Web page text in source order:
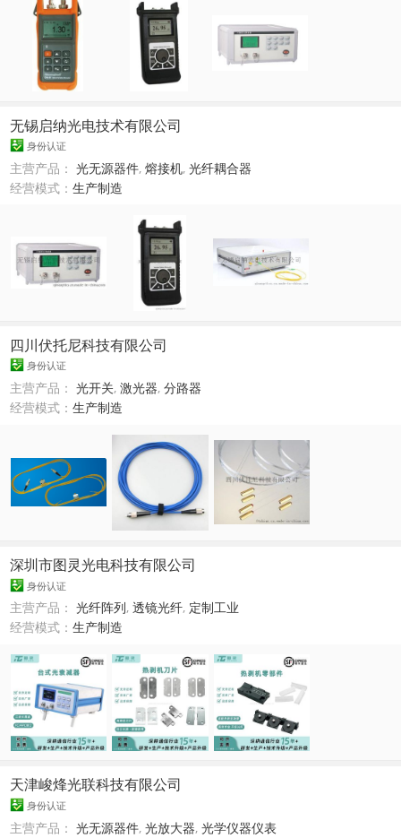
无锡启纳光电技术有限公司
身份认证
主营产品：光无源器件,熔接机,光纤耦合器
经营模式：生产制造
四川伏托尼科技有限公司
身份认证
主营产品：光开关,激光器,分路器
经营模式：生产制造
深圳市图灵光电科技有限公司
身份认证
主营产品：光纤阵列 ,透镜光纤, 定制工业
经营模式：生产制造
天津峻烽光联科技有限公司
身份认证
主营产品：光无源器件,光放大器,光学仪器仪表